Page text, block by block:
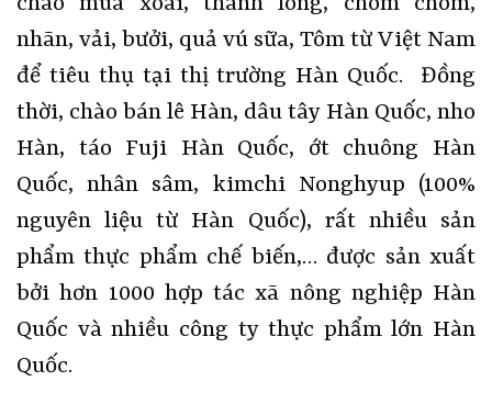
nhãn, vải, bưởi, quả vú sữa, Tôm từ Việt Nam
để tiêu thụ tại thị trường Hàn Quốc. Đồng
thời, chào bán lê Hàn, dâu tây Hàn Quốc, nho
Hàn, táo Fuji Hàn Quốc, ớt chuông Hàn
Quốc, nhân sâm, kimchi Nonghyup (100%
nguyên liệu từ Hàn Quốc), rất nhiều sản
phẩm thực phẩm chế biến,… được sản xuất
bởi hơn 1000 hợp tác xã nông nghiệp Hàn
Quốc và nhiều công ty thực phẩm lớn Hàn
Quốc.